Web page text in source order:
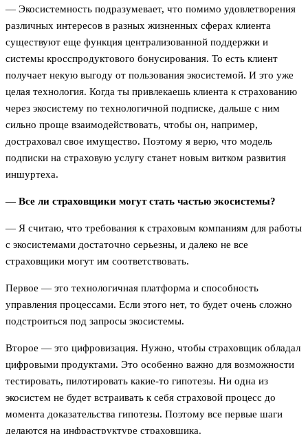
— Экосистемность подразумевает, что помимо удовлетворения
различных интересов в разных жизненных сферах клиента
существуют еще функция централизованной поддержки и
системы кросспродуктового бонусирования. То есть клиент
получает некую выгоду от пользования экосистемой. И это уже
целая технология. Когда ты привлекаешь клиента к страхованию
через экосистему по технологичной подписке, дальше с ним
сильно проще взаимодействовать, чтобы он, например,
достраховал свое имущество. Поэтому я верю, что модель
подписки на страховую услугу станет новым витком развития
иншуртеха.
— Все ли страховщики могут стать частью экосистемы?
— Я считаю, что требования к страховым компаниям для работы
с экосистемами достаточно серьезны, и далеко не все
страховщики могут им соответствовать.
Первое — это технологичная платформа и способность
управления процессами. Если этого нет, то будет очень сложно
подстроиться под запросы экосистемы.
Второе — это цифровизация. Нужно, чтобы страховщик обладал
цифровыми продуктами. Это особенно важно для возможности
тестировать, пилотировать какие-то гипотезы. Ни одна из
экосистем не будет встраивать к себя страховой процесс до
момента доказательства гипотезы. Поэтому все первые шаги
делаются на инфраструктуре страховщика.